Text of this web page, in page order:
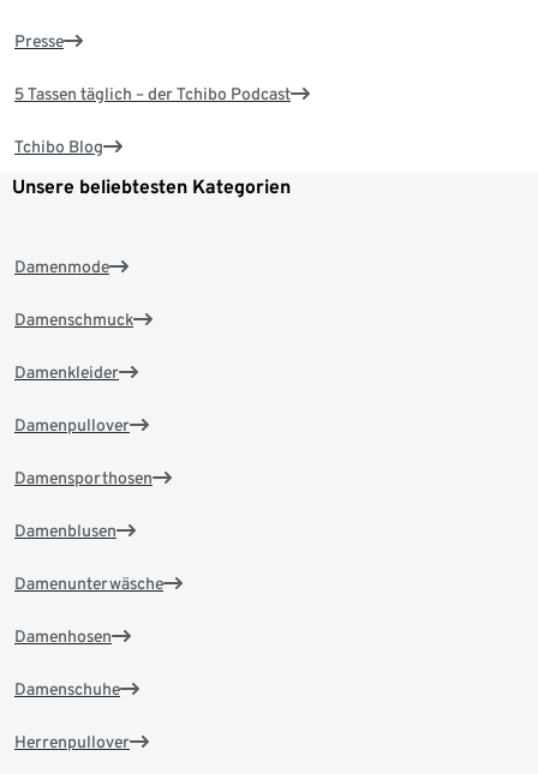
Presse
5 Tassen täglich – der Tchibo Podcast
Tchibo Blog
Unsere beliebtesten Kategorien
Damenmode
Damenschmuck
Damenkleider
Damenpullover
Damensporthosen
Damenblusen
Damenunterwäsche
Damenhosen
Damenschuhe
Herrenpullover